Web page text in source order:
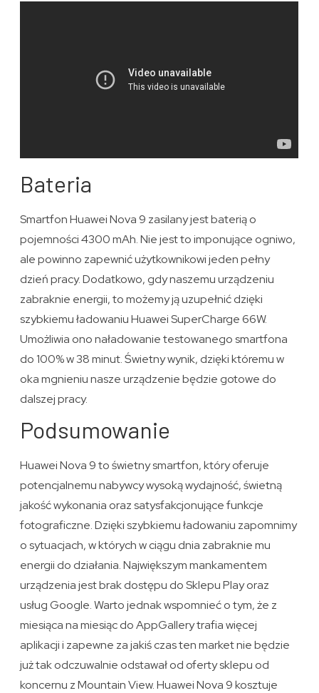
Bateria
Smartfon Huawei Nova 9 zasilany jest baterią o
pojemności 4300 mAh. Nie jest to imponujące ogniwo,
ale powinno zapewnić użytkownikowi jeden pełny
dzień pracy. Dodatkowo, gdy naszemu urządzeniu
zabraknie energii, to możemy ją uzupełnić dzięki
szybkiemu ładowaniu Huawei SuperCharge 66W.
Umożliwia ono naładowanie testowanego smartfona
do 100% w 38 minut. Świetny wynik, dzięki któremu w
oka mgnieniu nasze urządzenie będzie gotowe do
dalszej pracy.
Podsumowanie
Huawei Nova 9 to świetny smartfon, który oferuje
potencjalnemu nabywcy wysoką wydajność, świetną
jakość wykonania oraz satysfakcjonujące funkcje
fotograficzne. Dzięki szybkiemu ładowaniu zapomnimy
o sytuacjach, w których w ciągu dnia zabraknie mu
energii do działania. Największym mankamentem
urządzenia jest brak dostępu do Sklepu Play oraz
usług Google. Warto jednak wspomnieć o tym, że z
miesiąca na miesiąc do AppGallery trafia więcej
aplikacji i zapewne za jakiś czas ten market nie będzie
już tak odczuwalnie odstawał od oferty sklepu od
koncernu z Mountain View. Huawei Nova 9 kosztuje